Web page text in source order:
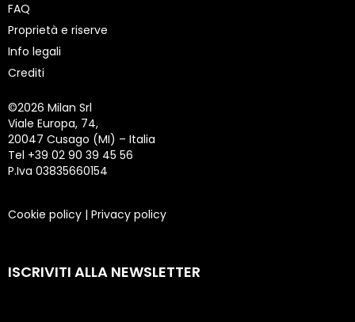
FAQ
Proprietà e riserve
Info legali
Crediti
©2026 Milan Srl
Viale Europa, 74,
20047 Cusago (MI) – Italia
Tel +39 02 90 39 45 56
P.Iva 03835660154
Cookie policy | Privacy policy
ISCRIVITI ALLA NEWSLETTER